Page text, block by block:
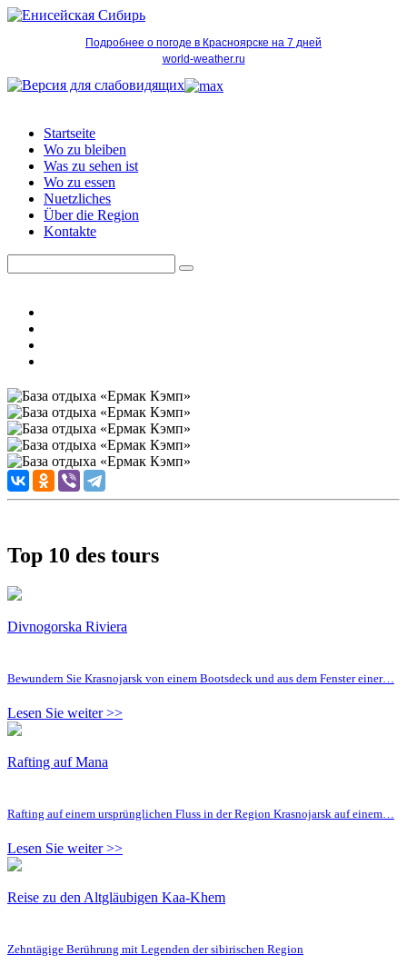
Подробнее о погоде в Красноярске на 7 дней
world-weather.ru
Startseite
Wo zu bleiben
Was zu sehen ist
Wo zu essen
Nuetzliches
Über die Region
Kontakte
Top 10 des tours
Divnogorska Riviera
Bewundern Sie Krasnojarsk von einem Bootsdeck und aus dem Fenster einer…
Lesen Sie weiter >>
Rafting auf Mana
Rafting auf einem ursprünglichen Fluss in der Region Krasnojarsk auf einem…
Lesen Sie weiter >>
Reise zu den Altgläubigen Kaa-Khem
Zehntägige Berührung mit Legenden der sibirischen Region